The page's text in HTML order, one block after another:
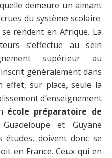
demeure un aimant
du système scolaire.
rendent en Afrique. La
s’effectue au sein
supérieur au
généralement dans
effet, sur place, seule la
d’enseignement
école préparatoire de
et Guyane
études, doivent donc se
en France. Ceux qui en